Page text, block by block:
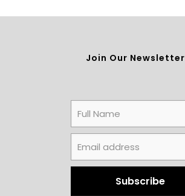
Join Our Newsletter